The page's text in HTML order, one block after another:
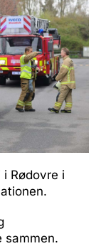
Rødovre i
sammen.